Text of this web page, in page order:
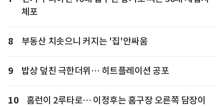
체포
8 부동산 치솟으니 커지는 '집'안싸움
9 밥상 덮친 극한더위… 히트플레이션 공포
10
홈런이 2루타로… 이정후는 홈구장 오른쪽 담장이